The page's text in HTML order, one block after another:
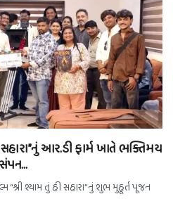
સહારા”નું આર.ડી ફાર્મ ખાતે ભક્તિમય
“શ્રી શ્યામ તું હી સહારા”નું શુભ મુહૂર્ત પૂજન